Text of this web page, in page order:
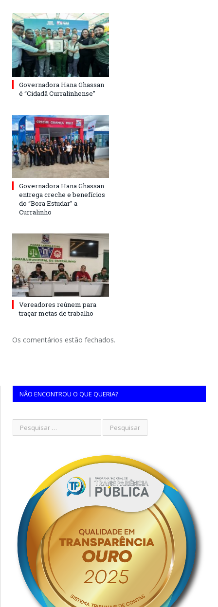
Governadora Hana Ghassan
é “Cidadã Curralinhense”
Governadora Hana Ghassan
entrega creche e benefícios
do “Bora Estudar” a
Curralinho
Vereadores reúnem para
traçar metas de trabalho
Os comentários estão fechados.
NÃO ENCONTROU O QUE QUERIA?